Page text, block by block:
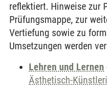
reflektiert. Hinweise zur
Prüfungsmappe, zur
Vertiefung sowie zu
Umsetzungen werden
Lehren und Lernen
Ästhetisch-